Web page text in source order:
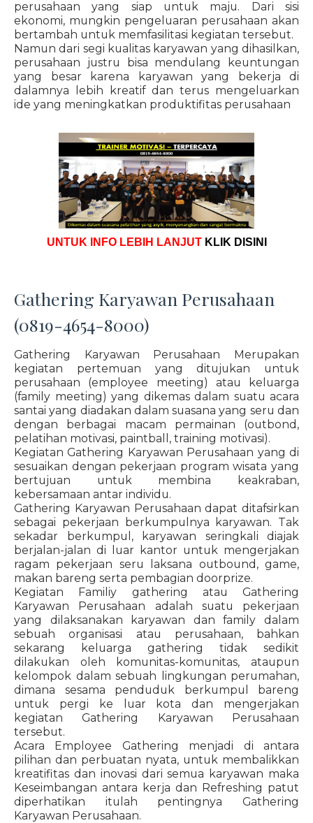
perusahaan yang siap untuk maju. Dari sisi
ekonomi, mungkin pengeluaran perusahaan akan
bertambah untuk memfasilitasi kegiatan tersebut.
Namun dari segi kualitas karyawan yang dihasilkan,
perusahaan justru bisa mendulang keuntungan
yang besar karena karyawan yang bekerja di
dalamnya lebih kreatif dan terus mengeluarkan
ide yang meningkatkan produktifitas perusahaan
UNTUK INFO LEBIH LANJUT KLIK DISINI
Gathering Karyawan Perusahaan
(0819-4654-8000)
Gathering Karyawan Perusahaan Merupakan
kegiatan pertemuan yang ditujukan untuk
perusahaan (employee meeting) atau keluarga
(family meeting) yang dikemas dalam suatu acara
santai yang diadakan dalam suasana yang seru dan
dengan berbagai macam permainan (outbond,
pelatihan motivasi, paintball, training motivasi).
Kegiatan Gathering Karyawan Perusahaan yang di
sesuaikan dengan pekerjaan program wisata yang
bertujuan untuk membina keakraban,
kebersamaan antar individu.
Gathering Karyawan Perusahaan dapat ditafsirkan
sebagai pekerjaan berkumpulnya karyawan. Tak
sekadar berkumpul, karyawan seringkali diajak
berjalan-jalan di luar kantor untuk mengerjakan
ragam pekerjaan seru laksana outbound, game,
makan bareng serta pembagian doorprize.
Kegiatan Familiy gathering atau Gathering
Karyawan Perusahaan adalah suatu pekerjaan
yang dilaksanakan karyawan dan family dalam
sebuah organisasi atau perusahaan, bahkan
sekarang keluarga gathering tidak sedikit
dilakukan oleh komunitas-komunitas, ataupun
kelompok dalam sebuah lingkungan perumahan,
dimana sesama penduduk berkumpul bareng
untuk pergi ke luar kota dan mengerjakan
kegiatan Gathering Karyawan Perusahaan
tersebut.
Acara Employee Gathering menjadi di antara
pilihan dan perbuatan nyata, untuk membalikkan
kreatifitas dan inovasi dari semua karyawan maka
Keseimbangan antara kerja dan Refreshing patut
diperhatikan itulah pentingnya Gathering
Karyawan Perusahaan.